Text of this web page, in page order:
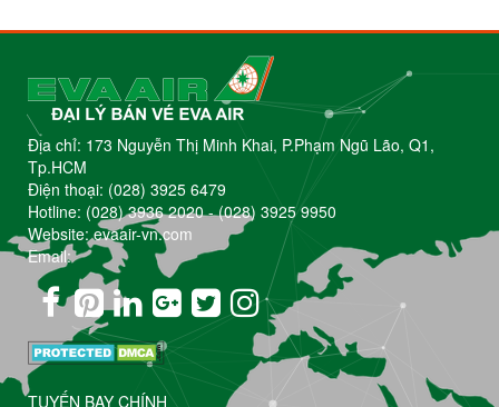
Địa chỉ: 173 Nguyễn Thị Minh Khai, P.Phạm Ngũ Lão, Q1,
Tp.HCM
Điện thoại: (028) 3925 6479
Hotline: (028) 3936 2020-(028) 3925 9950
Website: evaair-vn.com
Email:
TUYẾN BAY CHÍNH